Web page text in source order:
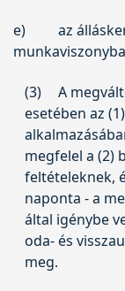
e)
az
(3)
A
esetében az
megfelel a (2)
feltételeknek,
naponta - a
által igénybe
oda- és
meg.